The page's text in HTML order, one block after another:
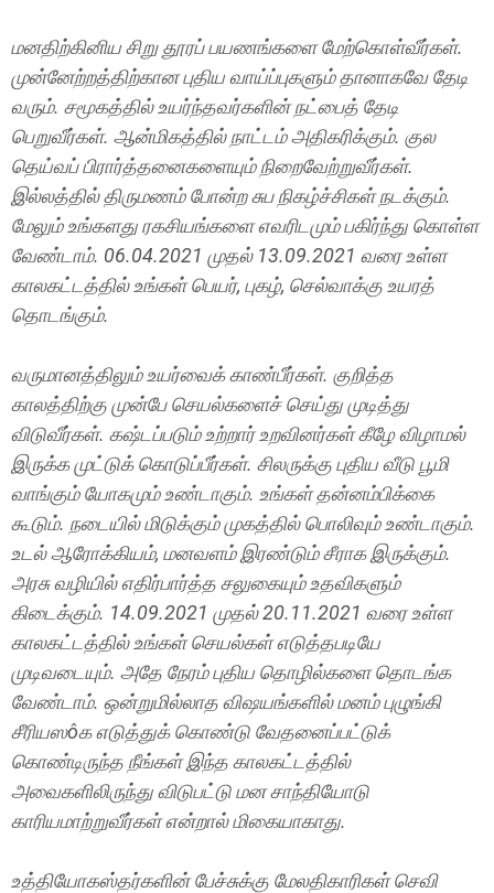
மனதிற்கினிய சிறு தூரப் பயணங்களை மேற்கொள்வீர்கள்.
முன்னேற்றத்திற்கான புதிய வாய்ப்புகளும் தானாகவே தேடி
வரும். சமூகத்தில் உயர்ந்தவர்களின் நட்பைத் தேடி
பெறுவீர்கள். ஆன்மிகத்தில் நாட்டம் அதிகரிக்கும். குல
தெய்வப் பிரார்த்தனைகளையும் நிறைவேற்றுவீர்கள்.
இல்லத்தில் திருமணம் போன்ற சுப நிகழ்ச்சிகள் நடக்கும்.
மேலும் உங்களது ரகசியங்களை எவரிடமும் பகிர்ந்து கொள்ள
வேண்டாம். 06.04.2021 முதல் 13.09.2021 வரை உள்ள
காலகட்டத்தில் உங்கள் பெயர், புகழ், செல்வாக்கு உயரத்
தொடங்கும்.
வருமானத்திலும் உயர்வைக் காண்பீர்கள். குறித்த
காலத்திற்கு முன்பே செயல்களைச் செய்து முடித்து
விடுவீர்கள். கஷ்டப்படும் உற்றார் உறவினர்கள் கீழே விழாமல்
இருக்க முட்டுக் கொடுப்பீர்கள். சிலருக்கு புதிய வீடு பூமி
வாங்கும் யோகமும் உண்டாகும். உங்கள் தன்னம்பிக்கை
கூடும். நடையில் மிடுக்கும் முகத்தில் பொலிவும் உண்டாகும்.
உடல் ஆரோக்கியம், மனவளம் இரண்டும் சீராக இருக்கும்.
அரசு வழியில் எதிர்பார்த்த சலுகையும் உதவிகளும்
கிடைக்கும். 14.09.2021 முதல் 20.11.2021 வரை உள்ள
காலகட்டத்தில் உங்கள் செயல்கள் எடுத்தபடியே
முடிவடையும். அதே நேரம் புதிய தொழில்களை தொடங்க
வேண்டாம். ஒன்றுமில்லாத விஷயங்களில் மனம் புழுங்கி
சீரியஸôக எடுத்துக் கொண்டு வேதனைப்பட்டுக்
கொண்டிருந்த நீங்கள் இந்த காலகட்டத்தில்
அவைகளிலிருந்து விடுபட்டு மன சாந்தியோடு
காரியமாற்றுவீர்கள் என்றால் மிகையாகாது.
உத்தியோகஸ்தர்களின் பேச்சுக்கு மேலதிகாரிகள் செவி